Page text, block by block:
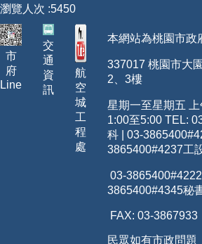
回首頁
桃園市政府
常見問答
瀏覽人次 5450
市
府
Line
交
通
資
訊
航
空
城
工
程
處
本網站為桃園市政
337017 桃園市大
2、3樓
星期一至星期五
1:00至5:00 TEL:
科 | 03-
3865400#4237工
03-
3865400#4345秘
FAX: 03-3867933
民眾如有市政問題